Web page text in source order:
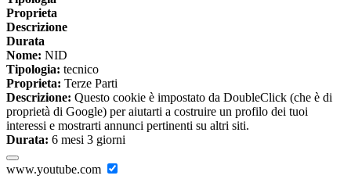
Proprieta
Descrizione
Durata
Nome: NID
Tipologia: tecnico
Proprieta: Terze Parti
Descrizione: Questo cookie è impostato da DoubleClick (che è di
proprietà di Google) per aiutarti a costruire un profilo dei tuoi
interessi e mostrarti annunci pertinenti su altri siti.
Durata: 6 mesi 3 giorni
www.youtube.com